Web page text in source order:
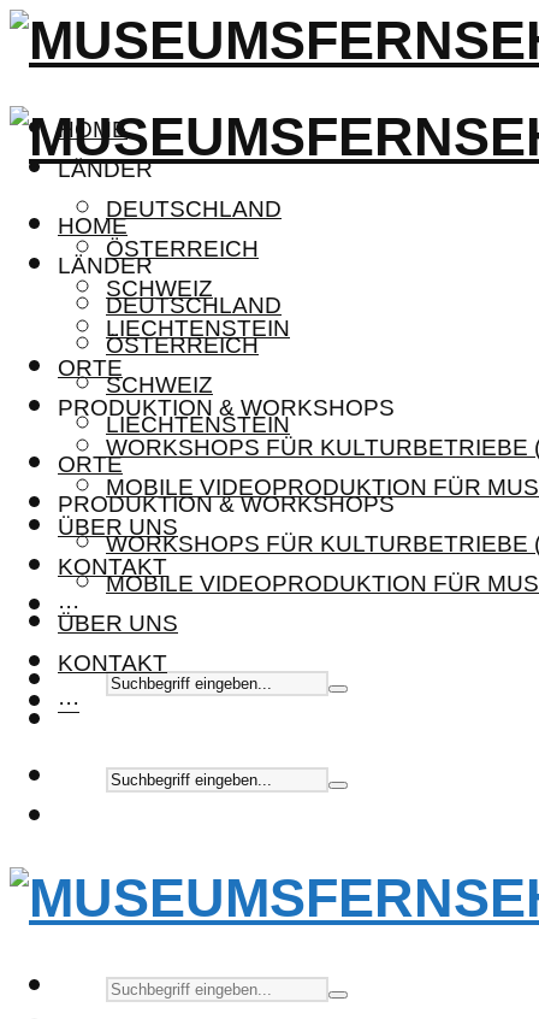
HOME
LÄNDER
DEUTSCHLAND
ÖSTERREICH
SCHWEIZ
LIECHTENSTEIN
ORTE
PRODUKTION & WORKSHOPS
WORKSHOPS FÜR KULTURBETRIEBE
MOBILE VIDEOPRODUKTION FÜR
ÜBER UNS
KONTAKT
···
HOME
LÄNDER
DEUTSCHLAND
ÖSTERREICH
SCHWEIZ
LIECHTENSTEIN
ORTE
PRODUKTION & WORKSHOPS
WORKSHOPS FÜR KULTURBETRIEBE
MOBILE VIDEOPRODUKTION FÜR
ÜBER UNS
KONTAKT
···